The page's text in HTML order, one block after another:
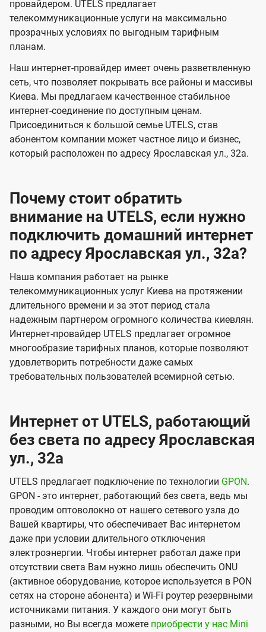
s
и
д
е
н
и
я
д
е
и
я
провайдером. UTELS предлагает
телекоммуникационные услуги на максимально
прозрачных условиях по выгодным тарифным
планам.
Наш интернет-провайдер имеет очень разветвленную
сеть, что позволяет покрывать все районы и массивы
Киева. Мы предлагаем качественное стабильное
интернет-соединение по доступным ценам.
Присоединиться к большой семье UTELS, став
абонентом компании может частное лицо и бизнес,
который расположен по адресу Ярославская ул., 32а.
Почему стоит обратить
внимание на UTELS, если нужно
подключить домашний интернет
по адресу Ярославская ул., 32а?
Наша компания работает на рынке
телекоммуникационных услуг Киева на протяжении
длительного времени и за этот период стала
надежным партнером огромного количества киевлян.
Интернет-провайдер UTELS предлагает огромное
многообразие тарифных планов, которые позволяют
удовлетворить потребности даже самых
требовательных пользователей всемирной сетью.
Интернет от UTELS, работающий
без света по адресу Ярославская
ул., 32а
UTELS предлагает подключение по технологии GPON.
GPON - это интернет, работающий без света, ведь мы
проводим оптоволокно от нашего сетевого узла до
Вашей квартиры, что обеспечивает Вас интернетом
даже при условии длительного отключения
электроэнергии. Чтобы интернет работал даже при
отсутствии света Вам нужно лишь обеспечить ONU
(активное оборудование, которое используется в PON
сетях на стороне абонента) и Wi-Fi роутер резервными
источниками питания. У каждого они могут быть
разными, но Вы всегда можете приобрести у нас Mini